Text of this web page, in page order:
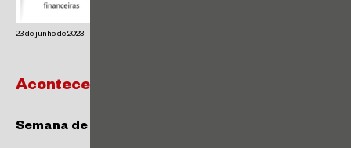
23 de junho de 2023
Acontece | Tributário
Semana de 6 a 12 de maio de 2023